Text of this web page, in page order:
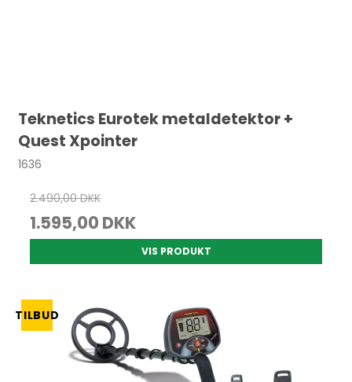
Teknetics Eurotek metaldetektor +
Quest Xpointer
1636
2.490,00 DKK
1.595,00 DKK
VIS PRODUKT
TILBUD